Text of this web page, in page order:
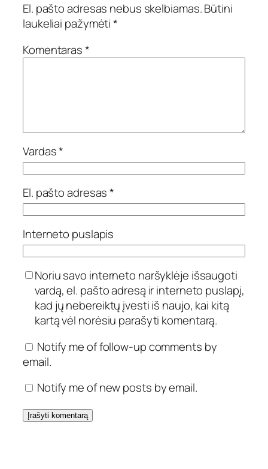
El. pašto adresas nebus skelbiamas.Būtini
laukeliai pažymėti*
Komentaras*
Vardas*
El. pašto adresas*
Interneto puslapis
Noriu savo interneto naršyklėje išsaugoti
vardą, el. pašto adresą ir interneto puslapį,
kad jų nebereiktų įvesti iš naujo, kai kitą
kartą vėl norėsiu parašyti komentarą.
Notify me of follow-up comments by
email.
Notify me of new posts by email.